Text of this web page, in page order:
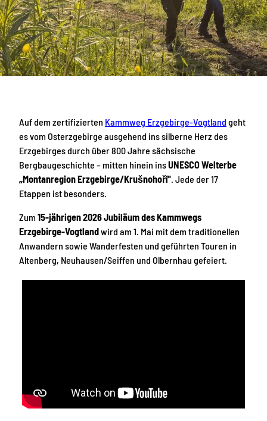
Auf dem zertifizierten Kammweg Erzgebirge-Vogtland geht
es vom Osterzgebirge ausgehend ins silberne Herz des
Erzgebirges durch über 800 Jahre sächsische
Bergbaugeschichte – mitten hinein insUNESCO Welterbe
„Montanregion Erzgebirge/Krušnohoří" . Jede der 17
Etappen ist besonders.
Zum 15-jährigen 2026 Jubiläum des Kammwegs
Erzgebirge-Vogtlandwird am 1. Mai mit dem traditionellen
Anwandern sowie Wanderfesten und geführten Touren in
Altenberg, Neuhausen/Seiffen und Olbernhau gefeiert.